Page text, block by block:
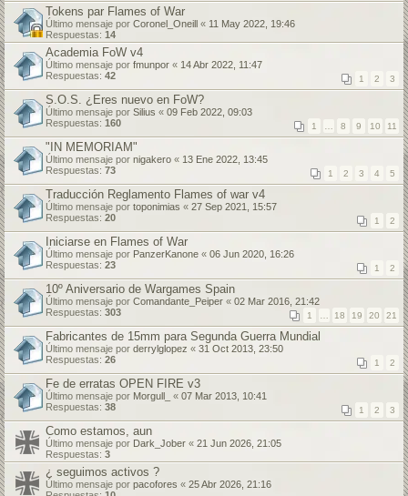
Tokens par Flames of War
Último mensaje por Coronel_Oneill « 11 May 2022, 19:46
Respuestas: 14
Academia FoW v4
Último mensaje por fmunpor « 14 Abr 2022, 11:47
Respuestas: 42 1 2 3
S.O.S. ¿Eres nuevo en FoW?
Último mensaje por Silius « 09 Feb 2022, 09:03
Respuestas: 160 1 8 9 10 11
"IN MEMORIAM"
Último mensaje por nigakero « 13 Ene 2022, 13:45
Respuestas: 73 1 2 3 4 5
Traducción Reglamento Flames of war v4
Último mensaje por toponimias « 27 Sep 2021, 15:57
Respuestas: 20 1 2
Iniciarse en Flames of War
Último mensaje por PanzerKanone « 06 Jun 2020, 16:26
Respuestas: 23 1 2
10º Aniversario de Wargames Spain
Último mensaje por Comandante_Peiper « 02 Mar 2016, 21:42
Respuestas: 303 1 18 19 20 21
Fabricantes de 15mm para Segunda Guerra Mundial
Último mensaje por derrylglopez « 31 Oct 2013, 23:50
Respuestas: 26 1 2
Fe de erratas OPEN FIRE v3
Último mensaje por Morgull_ « 07 Mar 2013, 10:41
Respuestas: 38 1 2 3
Como estamos, aun
Último mensaje por Dark_Jober « 21 Jun 2026, 21:05
Respuestas: 3
¿ seguimos activos ?
Último mensaje por pacofores « 25 Abr 2026, 21:16